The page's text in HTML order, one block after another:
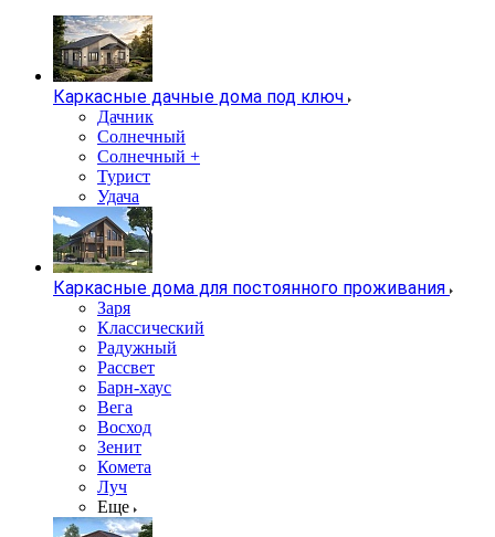
Каркасные дачные дома под ключ
Дачник
Солнечный
Солнечный +
Турист
Удача
Каркасные дома для постоянного проживания
Заря
Классический
Радужный
Рассвет
Барн-хаус
Вега
Восход
Зенит
Комета
Луч
Еще